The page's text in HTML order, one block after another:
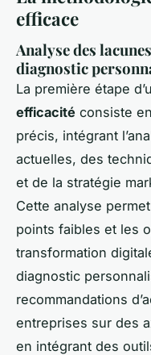
efficace
Analyse des
diagnostic
La première étape
efficacité consiste
précis, intégrant
actuelles, des
et de la stratégie
Cette analyse
points faibles et les
transformation
diagnostic
recommandations
entreprises sur des
en intégrant des